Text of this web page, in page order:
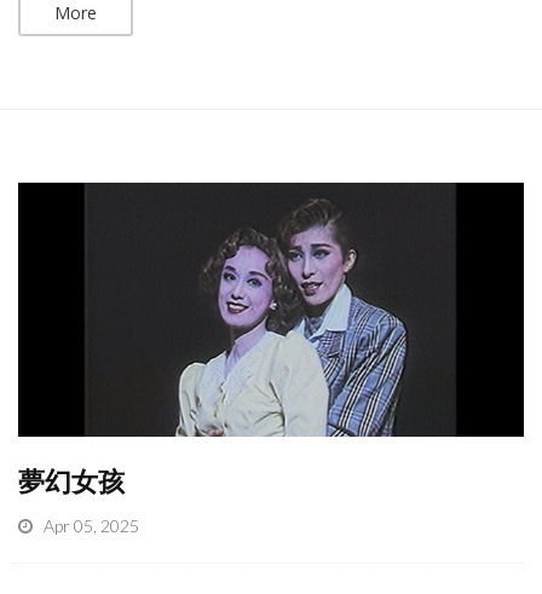
More
夢幻女孩
Apr 05, 2025